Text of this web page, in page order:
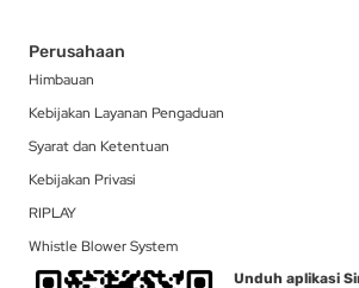
Perusahaan
Himbauan
Kebijakan Layanan Pengaduan
Syarat dan Ketentuan
Kebijakan Privasi
RIPLAY
Whistle Blower System
Unduh aplikasi